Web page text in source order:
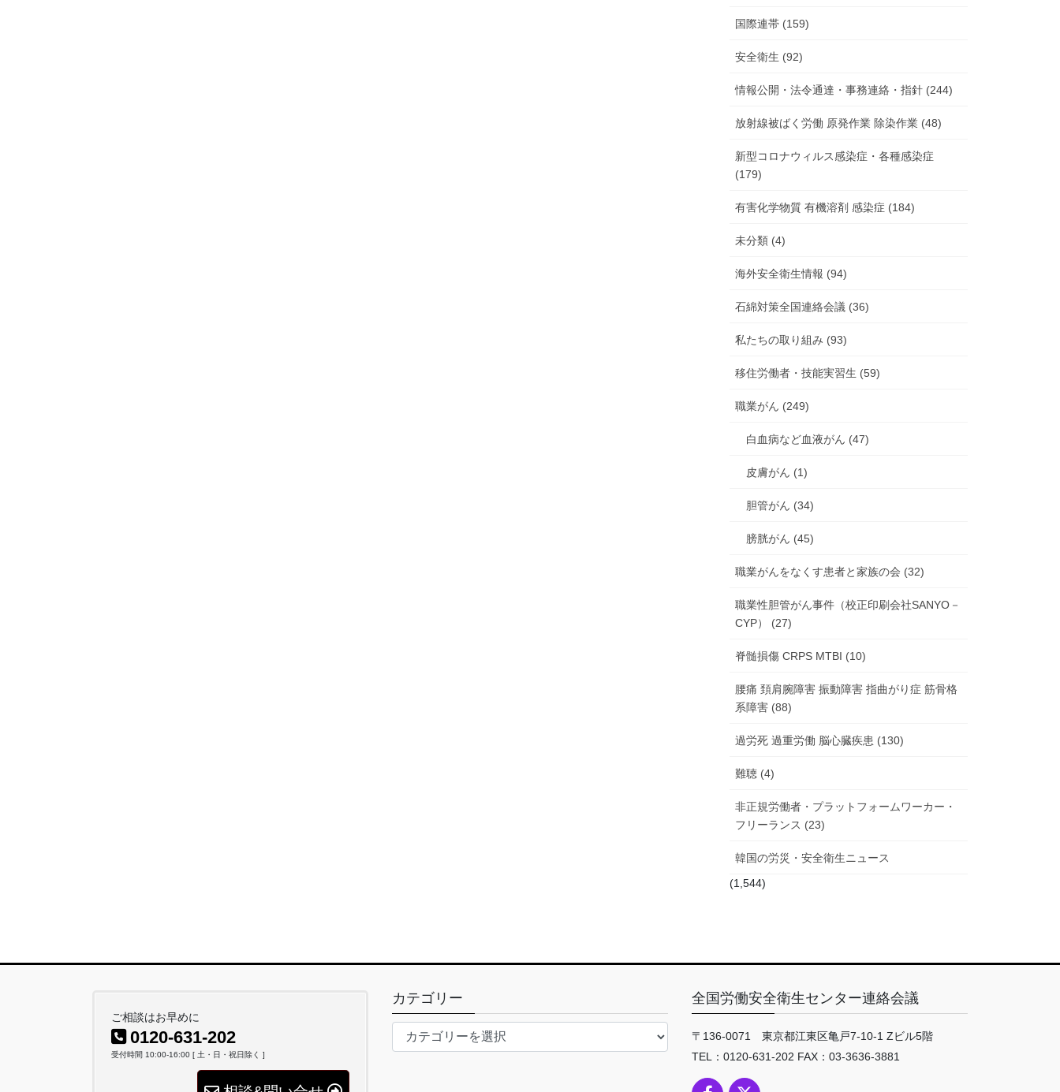
国際連帯 (159)
安全衛生 (92)
情報公開・法令通達・事務連絡・指針 (244)
放射線被ばく労働 原発作業 除染作業 (48)
新型コロナウィルス感染症・各種感染症
(179)
有害化学物質 有機溶剤 感染症 (184)
未分類 (4)
海外安全衛生情報 (94)
石綿対策全国連絡会議 (36)
私たちの取り組み (93)
移住労働者・技能実習生 (59)
職業がん (249)
白血病など血液がん (47)
皮膚がん (1)
胆管がん (34)
膀胱がん (45)
職業がんをなくす患者と家族の会 (32)
職業性胆管がん事件（校正印刷会社SANYO－
CYP） (27)
脊髄損傷 CRPS MTBI (10)
腰痛 頚肩腕障害 振動障害 指曲がり症 筋骨格
系障害 (88)
過労死 過重労働 脳心臓疾患 (130)
難聴 (4)
非正規労働者・プラットフォームワーカー・
フリーランス (23)
韓国の労災・安全衛生ニュース
(1,544)
ご相談はお早めに
0120-631-202
受付時間 10:00-16:00 [ 土・日・祝日除く ]
カテゴリー
テ
全国労働安全衛生センター連絡会議
〒136-0071 東京都江東区亀戸7-10-1 Zビル5階
TEL：0120-631-202 FAX：03-3636-3881